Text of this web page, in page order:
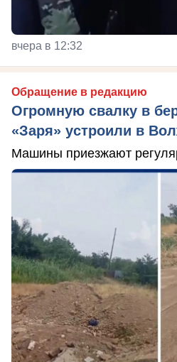
вчера в 12:32
Обращение в редакцию
Огромную свалку в
«Заря» устроили в
Машины приезжают